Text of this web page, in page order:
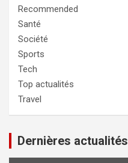
Recommended
Santé
Société
Sports
Tech
Top actualités
Travel
Dernières actualités